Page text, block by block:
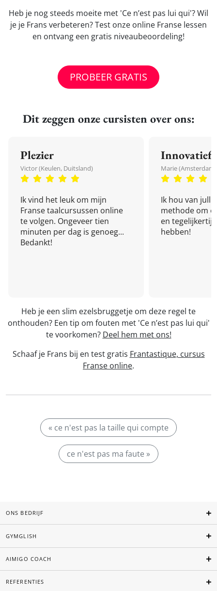
Heb je nog steeds moeite met 'Ce n’est pas lui qui'? Wil
je je Frans verbeteren? Test onze online Franse lessen
en ontvang een gratis niveaubeoordeling!
PROBEER GRATIS
Dit zeggen onze cursisten over ons:
Plezier
Victor (Keulen, Duitsland)
Ik vind het leuk om mijn
Franse taalcursussen online
te volgen. Ongeveer tien
minuten per dag is genoeg...
Bedankt!
Innovatief
Marie
Ik hou van
methode om
en
hebben!
Heb je een slim ezelsbruggetje om deze regel te
onthouden? Een tip om fouten met 'Ce n’est pas lui qui'
te voorkomen? Deel hem met ons!
Schaaf je Frans bij en test gratis Frantastique, cursus
Franse online.
« ce n'est pas la taille qui compte
ce n'est pas ma faute »
ONS BEDRIJF
GYMGLISH
AIMIGO COACH
REFERENTIES